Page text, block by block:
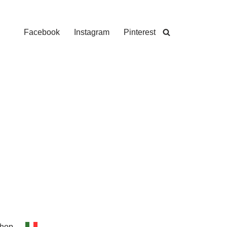
Facebook Instagram Pinterest